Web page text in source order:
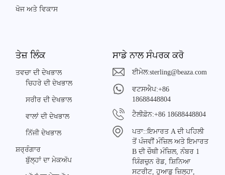
ਖੋਜ ਅਤੇ ਵਿਕਾਸ
ਤੇਜ਼ ਲਿੰਕ
ਤਵਚਾ ਦੀ ਦੇਖਭਾਲ
ਚਿਹਰੇ ਦੀ ਦੇਖਭਾਲ
ਸਰੀਰ ਦੀ ਦੇਖਭਾਲ
ਵਾਲਾਂ ਦੀ ਦੇਖਭਾਲ
ਨਿੱਜੀ ਦੇਖਭਾਲ
ਸ਼ਰ੍ਰੰਗਾਰ
ਬੁੱਲ੍ਹਾਂ ਦਾ ਮੇਕਅੱਪ
ਸਾਡੇ ਨਾਲ ਸੰਪਰਕ ਕਰੋ
ਈਮੇਲ:sterling@beaza.com
ਵਟਸਐਪ:+86
18688448804
ਟੈਲੀਫ਼ੋਨ:+86 18688448804
ਪਤਾ::ਇਮਾਰਤ A ਦੀ ਪਹਿਲੀ
ਤੋਂ ਪੰਜਵੀਂ ਮੰਜ਼ਿਲ ਅਤੇ ਇਮਾਰਤ
B ਦੀ ਚੌਥੀ ਮੰਜ਼ਿਲ, ਨੰਬਰ 1
ਯਿੰਗਚੁਨ ਰੋਡ, ਸ਼ਿਨਿਆ
ਸਟਰੀਟ, ਹੁਆਡੂ ਜ਼ਿਲ੍ਹਾ,